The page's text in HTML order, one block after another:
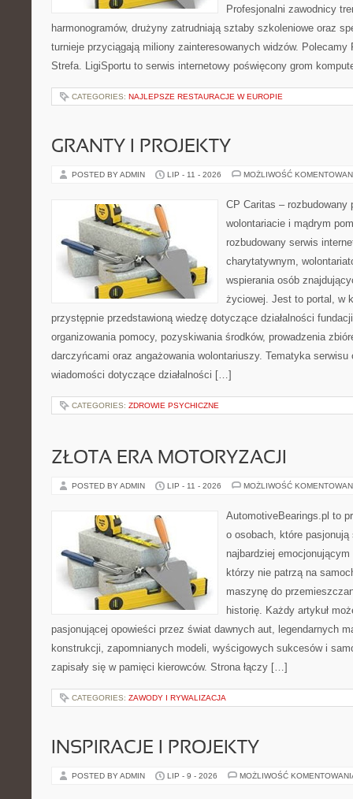
Profesjonalni zawodnicy
harmonogramów, drużyny zatrudniają sztaby szkoleniowe oraz
turnieje przyciągają miliony zainteresowanych widzów.
Strefa. LigiSportu to serwis internetowy poświęcony grom
CATEGORIES: NAJLEPSZE RESTAURACJE W EUROPIE
GRANTY I PROJEKTY
POSTED BY ADMIN LIP - 11 - 2026 MOŻLIWOŚĆ
CP Caritas – rozbudowany
wolontariacie i mądrym
rozbudowany serwis
charytatywnym,
wspierania osób
życiowej. Jest to portal, w
przystępnie przedstawioną wiedzę dotyczące działalności
organizowania pomocy, pozyskiwania środków, prowadzenia
darczyńcami oraz angażowania wolontariuszy. Tematyka
wiadomości dotyczące działalności […]
CATEGORIES: ZDROWIE PSYCHICZNE
ZŁOTA ERA MOTORYZACJI
POSTED BY ADMIN LIP - 11 - 2026 MOŻLIWOŚĆ
AutomotiveBearings.pl to
o osobach, które
najbardziej
którzy nie patrzą na
maszynę do
historię. Każdy artykuł
pasjonującej opowieści przez świat dawnych aut, legendarnych
konstrukcji, zapomnianych modeli, wyścigowych sukcesów i
zapisały się w pamięci kierowców. Strona łączy […]
CATEGORIES: ZAWODY I RYWALIZACJA
INSPIRACJE I PROJEKTY
POSTED BY ADMIN LIP - 9 - 2026 MOŻLIWOŚĆ